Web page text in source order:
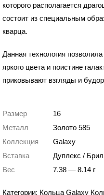
которого располагается
состоит из специальным
кварца.
Данная технология
яркого цвета и поистине
приковывают взгляды и
Размер
16
Металл
Золото 585
Коллекция
Galaxy
Вставка
Дуплекс /
Вес
7.38 — 8.14 г
Категории: Кольца Galaxy